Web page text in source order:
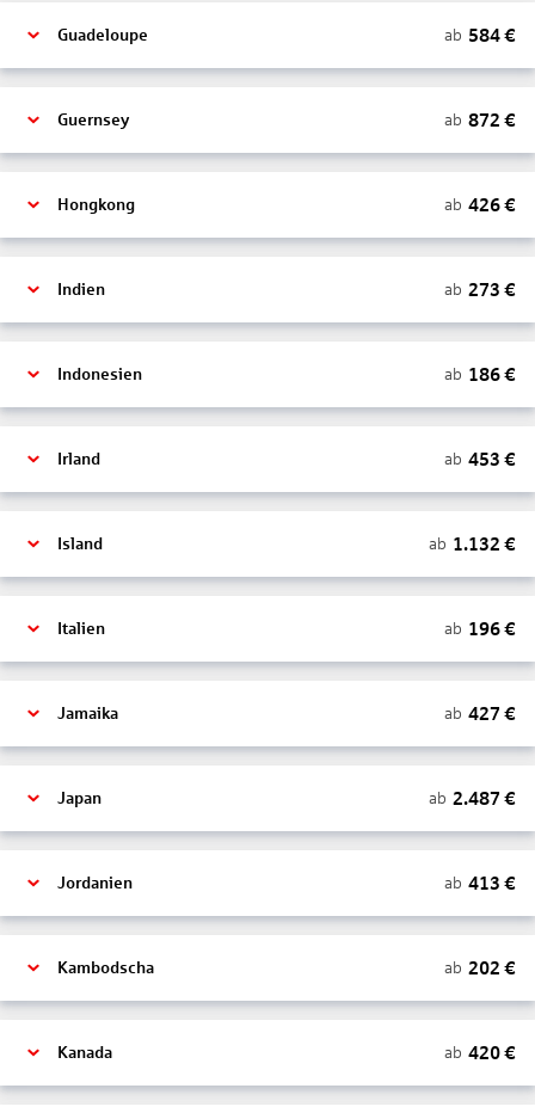
Guadeloupe ab 584€
Guernsey ab 872 €
Hongkong ab 426€
Indien ab 273 €
Indonesien ab 186€
Irland ab 453 €
Island ab 1.132 €
Italien ab 196€
Jamaika ab 427 €
Japan ab 2.487 €
Jordanien ab 413 €
Kambodscha ab 202 €
Kanada ab 420€